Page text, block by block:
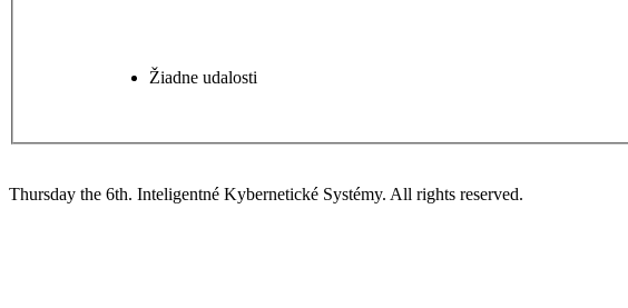
Žiadne udalosti
Thursday the 6th. Inteligentné Kybernetické Systémy. All rights reserved.